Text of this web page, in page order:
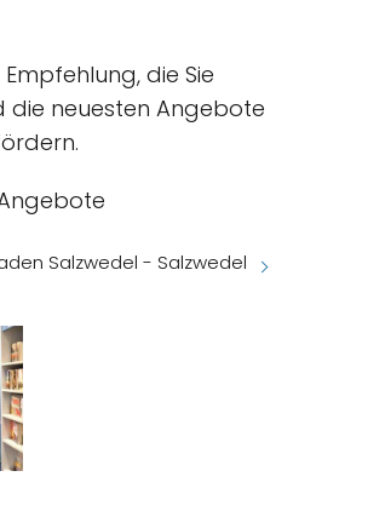
die Sie
die neuesten Angebote
Salzwedel - Salzwedel